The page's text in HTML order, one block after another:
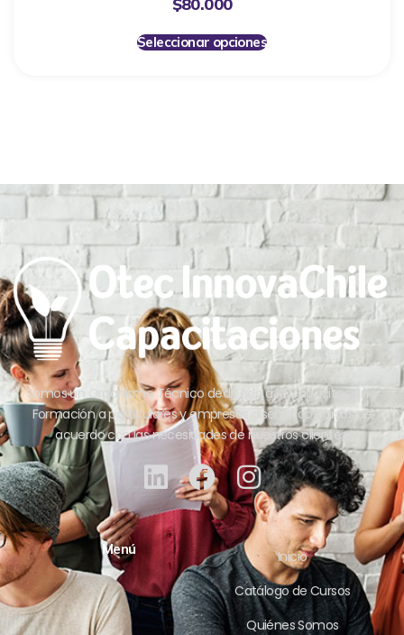
Seleccionar opciones
Somos un Organismo Técnico dedicado a la Capacitación y
Formación a particulares y empresas diseñando cursos de
acuerdo con las necesidades de nuestros clientes.
Menú
Inicio
Catálogo de Cursos
Quiénes Somos